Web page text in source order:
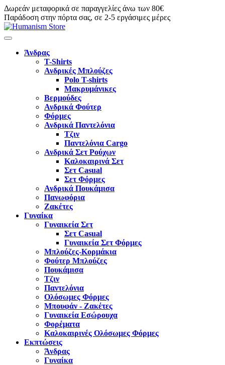
Δωρεάν μεταφορικά σε παραγγελίες άνω των 80€
Παράδοση στην πόρτα σας, σε 2-5 εργάσιμες μέρες
Άνδρας
T-Shirts
Ανδρικές Μπλούζες
Polo T-shirts
Μακρυμάνικες
Βερμούδες
Ανδρικά Φούτερ
Φόρμες
Ανδρικά Παντελόνια
Τζιν
Παντελόνια Cargo
Ανδρικά Σετ Ρούχων
Καλοκαιρινά Σετ
Σετ Casual
Σετ Φόρμες
Ανδρικά Πουκάμισα
Πανωφόρια
Ζακέτες
Γυναίκα
Γυναικεία Σετ
Σετ Casual
Γυναικεία Σετ Φόρμες
Μπλούζες-Κορμάκια
Φούτερ Μπλούζες
Πουκάμισα
Τζιν
Παντελόνια
Ολόσωμες Φόρμες
Μπουφάν - Ζακέτες
Γυναικεία Εσώρουχα
Φορέματα
Καλοκαιρινές Ολόσωμες Φόρμες
Εκπτώσεις
Άνδρας
Γυναίκα